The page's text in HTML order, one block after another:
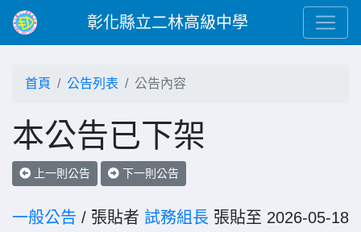
彰化縣立二林高級中學
首頁 公告列表 公告內容
本公告已下架
上一則公告 下一則公告
一般公告 / 張貼者 試務組長 張貼至 2026-05-18